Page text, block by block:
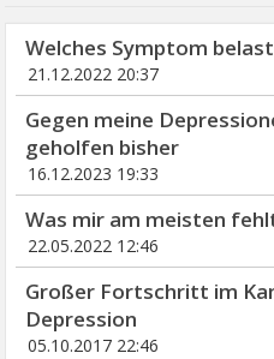
Welches Symptom
21.12.2022 20:37
Gegen meine
geholfen bisher
16.12.2023 19:33
Was mir am meisten
22.05.2022 12:46
Großer Fortschritt im
Depression
05.10.2017 22:46